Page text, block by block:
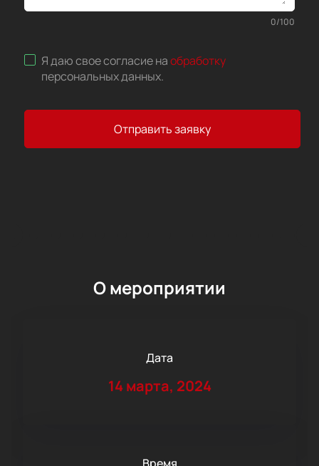
0/100
Я даю свое согласие наобработку
персональных данных.
Отправить заявку
О мероприятии
Дата
14 марта, 2024